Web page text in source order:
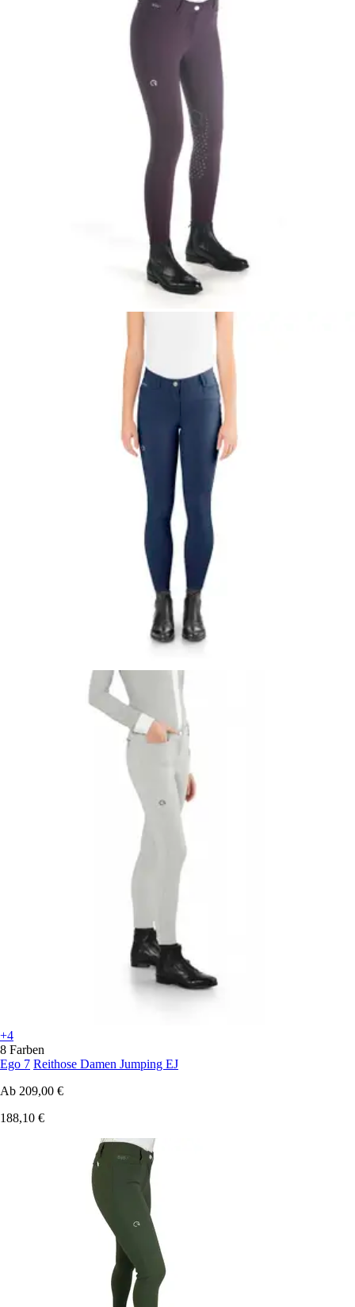
+4
8 Farben
Ego 7 Reithose Damen Jumping EJ
Ab 209,00 €
188,10 €